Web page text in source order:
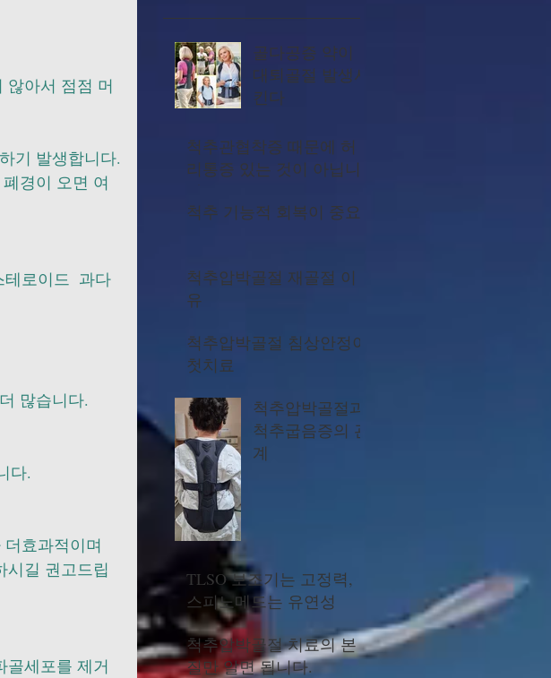
않아서 점점 머
기 발생합니다.
경이 오면 여
로이드  과다
많습니다.
니다.
효과적이며
시길 권고드립
골세포를 제거
골다공증 약이
대퇴골절 발생시
킨다
척추관협착증 때문에 허
리통증 있는 것이 아닙니
척추 기능적 회복이 중요
척추압박골절 재골절 이
유
척추압박골절 침상안정이
첫치료
척추압박골절과
척추굽음증의 관
계
TLSO 보조기는 고정력,
스피노메드는 유연성
척추압박골절 치료의 본
질만 알면 됩니다.